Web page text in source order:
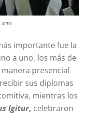
importante fue la
a uno, los más de
presencial
sus diplomas
mientras los
Igitur, celebraron